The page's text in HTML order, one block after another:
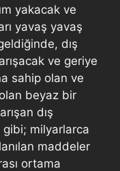
yakacak ve
yavaş yavaş
dış
ve geriye
sahip olan ve
beyaz bir
dış
milyarlarca
maddeler
ortama